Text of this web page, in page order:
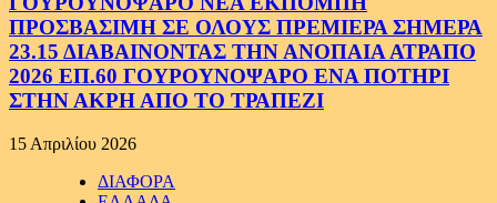
ΠΡΟΣΒΑΣΙΜΗ ΣΕ ΟΛΟΥΣ ΠΡΕΜΙΕΡΑ ΣΗΜΕΡΑ
23.15 ΔΙΑΒΑΙΝΟΝΤΑΣ ΤΗΝ ΑΝΟΠΑΙΑ ΑΤΡΑΠΟ
2026 ΕΠ.60 ΓΟΥΡΟΥΝΟΨΑΡΟ ΕΝΑ ΠΟΤΗΡΙ
ΣΤΗΝ ΑΚΡΗ ΑΠΟ ΤΟ ΤΡΑΠΕΖΙ
15 Απριλίου 2026
ΔΙΑΦΟΡΑ